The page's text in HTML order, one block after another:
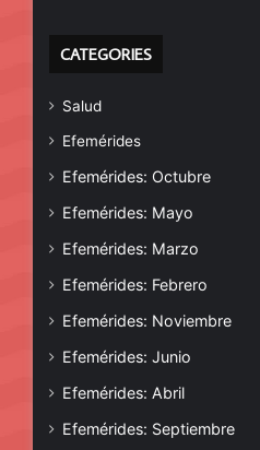
CATEGORIES
Salud
Efemérides
Efemérides: Octubre
Efemérides: Mayo
Efemérides: Marzo
Efemérides: Febrero
Efemérides: Noviembre
Efemérides: Junio
Efemérides: Abril
Efemérides: Septiembre